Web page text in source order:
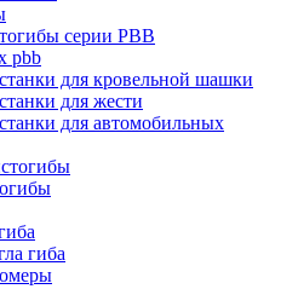
серии PBB
pbb
для кровельной шашки
для жести
для автомобильных
гиба